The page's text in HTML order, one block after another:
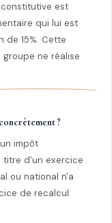
est
qui lui est
de 15%. Cette
ne réalise
?
impôt
titre d'un exercice
ou national n'a
de recalcul.